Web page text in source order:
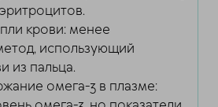
крови: менее
использующий
из пальца.
омега-3 в плазме: